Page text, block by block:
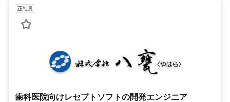
正社員
歯科医院向けレセプトソフトの開発エンジニア